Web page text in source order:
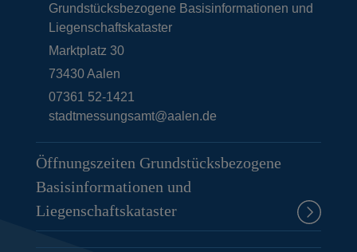
Grundstücksbezogene Basisinformationen und
Liegenschaftskataster
Marktplatz 30
73430Aalen
07361 52-1421
stadtmessungsamt@aalen.de
Öffnungszeiten Grundstücksbezogene
Basisinformationen und
Liegenschaftskataster